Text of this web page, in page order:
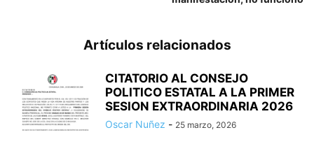
Artículos relacionados
CITATORIO AL CONSEJO
POLITICO ESTATAL A LA PRIMER
SESION EXTRAORDINARIA 2026
Oscar Nuñez - 25 marzo, 2026